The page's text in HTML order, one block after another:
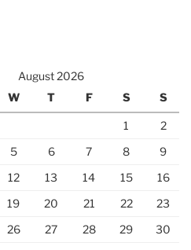
August 2026
W T F S S
1
2
5 6 7 8
9
12 13 14 15
16
19 20 21 22
23
26 27 28 29
30